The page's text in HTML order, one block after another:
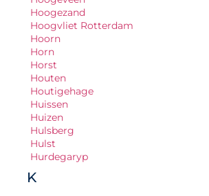
Hoogezand
Hoogvliet Rotterdam
Hoorn
Horn
Horst
Houten
Houtigehage
Huissen
Huizen
Hulsberg
Hulst
Hurdegaryp
K